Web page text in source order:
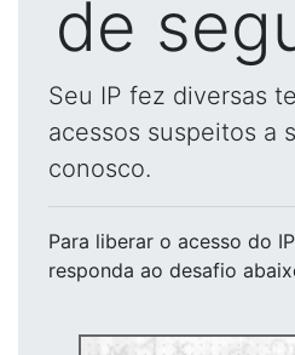
de
Seu IP fez diversas
acessos suspeitos a
conosco.
Para liberar o acesso do IP
responda ao desafio